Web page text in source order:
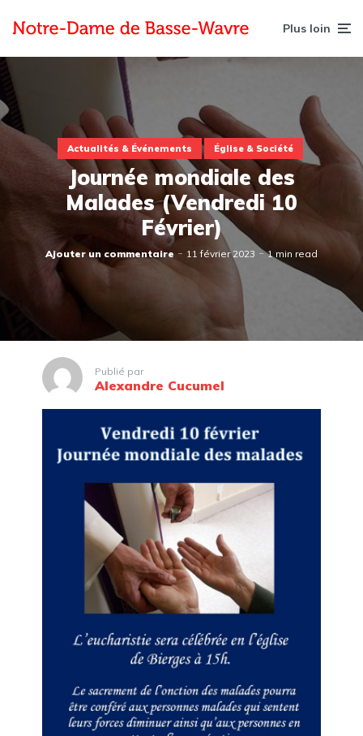
Plus loin
Actualités & Événements Église & Société
Journée mondiale des
Malades (Vendredi 10
Février)
Ajouter un commentaire 11 février 2023 1 min read
Publié par
Alexandre Cucumel